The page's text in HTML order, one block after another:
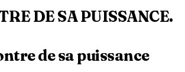
DE SA PUISSANCE.
de sa puissance